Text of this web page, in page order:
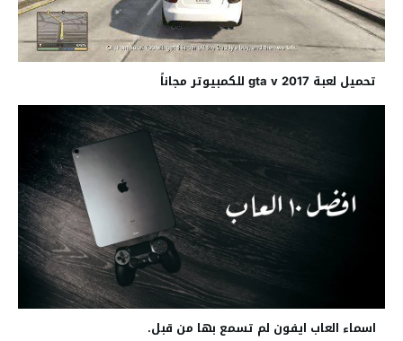
تحميل لعبة 2017 gta v للكمبيوتر مجاناً
اسماء العاب ايفون لم تسمع بها من قبل.